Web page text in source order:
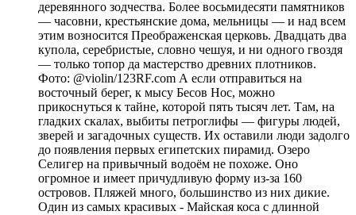
деревянного зодчества. Более восьмидесяти памятников
— часовни, крестьянские дома, мельницы — и над всем
этим возносится Преображенская церковь. Двадцать два
купола, серебристые, словно чешуя, и ни одного гвоздя
— только топор да мастерство древних плотников.
Фото: @violin/123RF.com А если отправиться на
восточный берег, к мысу Бесов Нос, можно
прикоснуться к тайне, которой пять тысяч лет. Там, на
гладких скалах, выбиты петроглифы — фигуры людей,
зверей и загадочных существ. Их оставили люди задолго
до появления первых египетских пирамид. Озеро
Селигер на привычный водоём не похоже. Оно
огромное и имеет причудливую форму из-за 160
островов. Пляжей много, большинство из них дикие.
Один из самых красивых - Майская коса с длинной